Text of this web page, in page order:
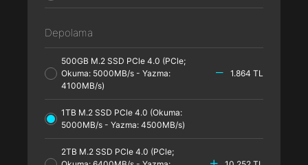
Depolama
500GB M.2 SSD PCle 4.0 (PCle;
Okuma: 5000MB/s - Yazma:
4100MB/s)
1.864 TL
1TB M.2 SSD PCle 4.0 (Okuma:
5000MB/s - Yazma: 4500MB/s)
2TB M.2 SSD PCle 4.0 (PCle;